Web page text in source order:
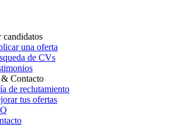
candidatos
una oferta
de CVs
Contacto
de reclutamiento
tus ofertas